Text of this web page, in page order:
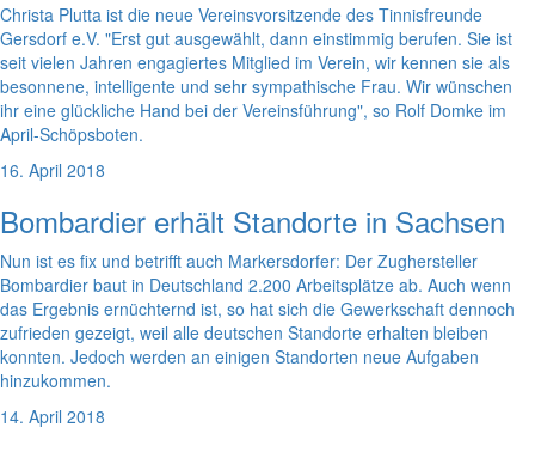
Christa Plutta ist die neue Vereinsvorsitzende des Tinnisfreunde
Gersdorf e.V. "Erst gut ausgewählt, dann einstimmig berufen. Sie ist
seit vielen Jahren engagiertes Mitglied im Verein, wir kennen sie als
besonnene, intelligente und sehr sympathische Frau. Wir wünschen
ihr eine glückliche Hand bei der Vereinsführung", so Rolf Domke im
April-Schöpsboten.
16. April 2018
Bombardier erhält Standorte in Sachsen
Nun ist es fix und betrifft auch Markersdorfer: Der Zughersteller
Bombardier baut in Deutschland 2.200 Arbeitsplätze ab. Auch wenn
das Ergebnis ernüchternd ist, so hat sich die Gewerkschaft dennoch
zufrieden gezeigt, weil alle deutschen Standorte erhalten bleiben
konnten. Jedoch werden an einigen Standorten neue Aufgaben
hinzukommen.
14. April 2018